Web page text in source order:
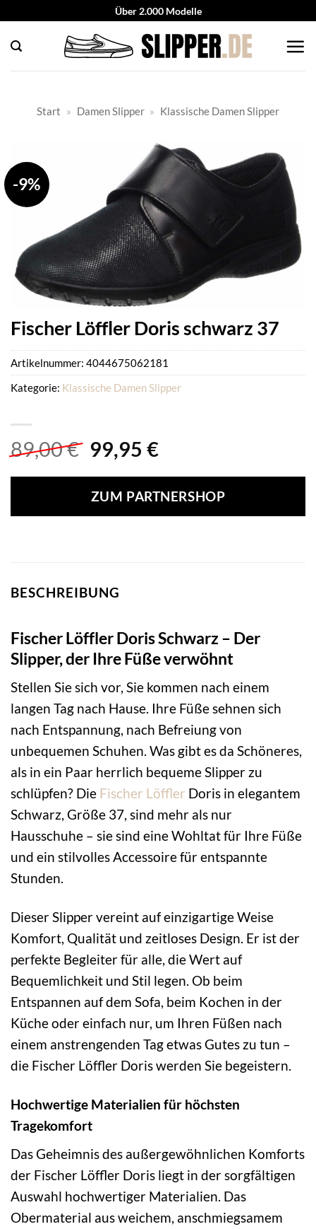
springen
Über 2.000 Modelle
Start » Damen Slipper » Klassische Damen Slipper
-9%
Fischer Löffler Doris schwarz 37
89,00€ Ursprünglicher
war:
89,00 €
99,95 €Aktueller
ist:
99,95 €.
ZUM PARTNERSHOP
Artikelnummer: 4044675062181
Kategorie: Klassische Damen Slipper
BESCHREIBUNG
Fischer Löffler Doris Schwarz – Der
Slipper, der Ihre Füße verwöhnt
Stellen Sie sich vor, Sie kommen nach einem
langen Tag nach Hause. Ihre Füße sehnen sich
nach Entspannung, nach Befreiung von
unbequemen Schuhen. Was gibt es da Schöneres,
als in ein Paar herrlich bequeme Slipper zu
schlüpfen? Die Fischer Löffler Doris in elegantem
Schwarz, Größe 37, sind mehr als nur
Hausschuhe – sie sind eine Wohltat für Ihre Füße
und ein stilvolles Accessoire für entspannte
Stunden.
Dieser Slipper vereint auf einzigartige Weise
Komfort, Qualität und zeitloses Design. Er ist der
perfekte Begleiter für alle, die Wert auf
Bequemlichkeit und Stil legen. Ob beim
Entspannen auf dem Sofa, beim Kochen in der
Küche oder einfach nur, um Ihren Füßen nach
einem anstrengenden Tag etwas Gutes zu tun –
die Fischer Löffler Doris werden Sie begeistern.
Hochwertige Materialien für höchsten
Tragekomfort
Das Geheimnis des außergewöhnlichen Komforts
der Fischer Löffler Doris liegt in der sorgfältigen
Auswahl hochwertiger Materialien. Das
Obermaterial aus weichem, anschmiegsamem